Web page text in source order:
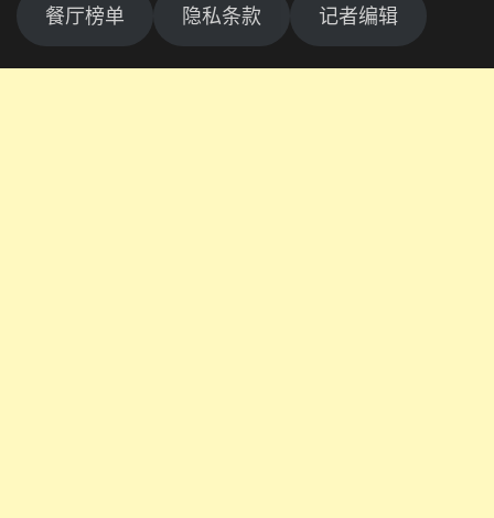
餐厅榜单 隐私条款 记者编辑